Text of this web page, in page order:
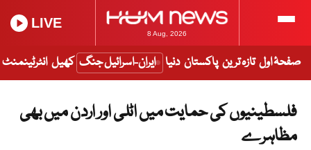
8 Aug, 2026
LIVE
صفحۂ اول تازہ ترین پاکستان دنیا ایران-اسرائیل جنگ کھیل انٹرٹینمنٹ
فلسطینیوں کی حمایت میں اٹلی اور اردن میں بھی
مظاہرے